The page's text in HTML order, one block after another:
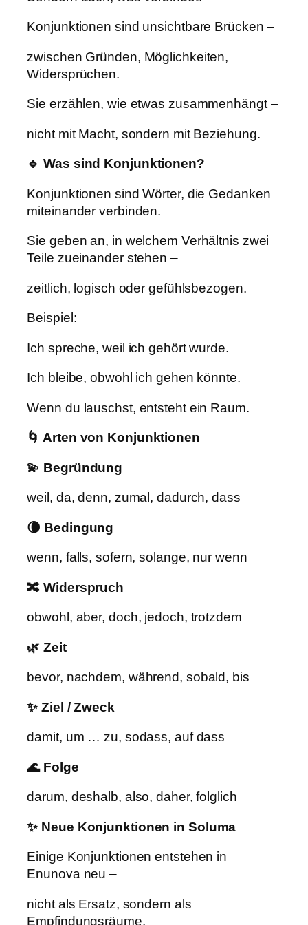
Konjunktionen sind unsichtbare Brücken –
zwischen Gründen, Möglichkeiten,
Widersprüchen.
Sie erzählen, wie etwas zusammenhängt –
nicht mit Macht, sondern mit Beziehung.
🔹 Was sind Konjunktionen?
Konjunktionen sind Wörter, die Gedanken
miteinander verbinden.
Sie geben an, in welchem Verhältnis zwei
Teile zueinander stehen –
zeitlich, logisch oder gefühlsbezogen.
Beispiel:
Ich spreche, weil ich gehört wurde.
Ich bleibe, obwohl ich gehen könnte.
Wenn du lauschst, entsteht ein Raum.
🌀 Arten von Konjunktionen
💫 Begründung
weil, da, denn, zumal, dadurch, dass
🌘 Bedingung
wenn, falls, sofern, solange, nur wenn
🔀 Widerspruch
obwohl, aber, doch, jedoch, trotzdem
🌿 Zeit
bevor, nachdem, während, sobald, bis
✨ Ziel / Zweck
damit, um … zu, sodass, auf dass
🌊 Folge
darum, deshalb, also, daher, folglich
✨ Neue Konjunktionen in Soluma
Einige Konjunktionen entstehen in
Enunova neu –
nicht als Ersatz, sondern als
Empfindungsräume.